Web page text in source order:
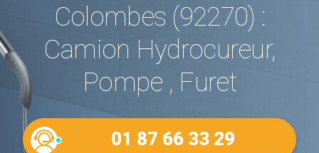
Colombes (92270) :
Camion Hydrocureur,
Pompe , Furet
01 87 66 33 29